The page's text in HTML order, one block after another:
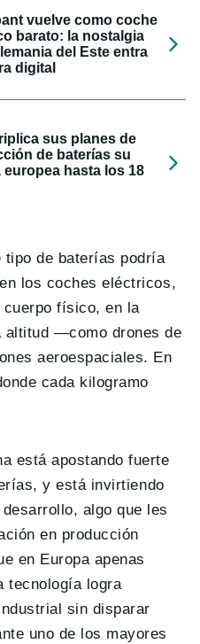
vuelve como coche
barato: la nostalgia
del Este entra
digital
sus planes de
de baterías su
europea hasta los 18
tipo de baterías podría
los coches eléctricos,
físico, en la
altitud —como drones de
aeroespaciales. En
cada kilogramo
está apostando fuerte
y está invirtiendo
algo que les
en producción
en Europa apenas
tecnología logra
sin disparar
uno de los mayores